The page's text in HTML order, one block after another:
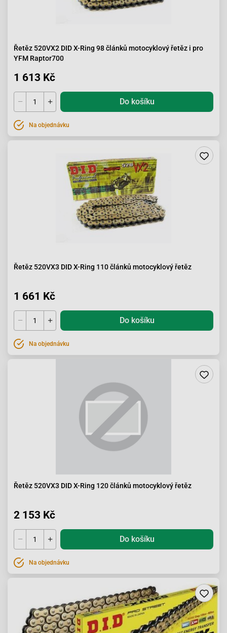
Řetěz 520VX2 DID X-Ring 98 článků motocyklový řetěz i pro
YFM Raptor700
1 613 Kč
Do košíku
Na objednávku
Řetěz 520VX3 DID X-Ring 110 článků motocyklový řetěz
1 661 Kč
Do košíku
Na objednávku
Řetěz 520VX3 DID X-Ring 120 článků motocyklový řetěz
2 153 Kč
Do košíku
Na objednávku